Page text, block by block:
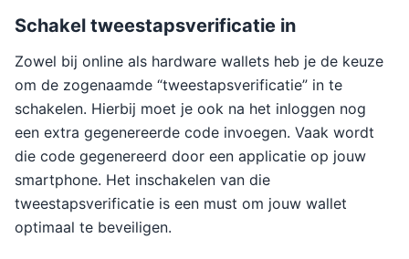
Schakel tweestapsverificatie in
Zowel bij online als hardware wallets heb je de keuze
om de zogenaamde “tweestapsverificatie” in te
schakelen. Hierbij moet je ook na het inloggen nog
een extra gegenereerde code invoegen. Vaak wordt
die code gegenereerd door een applicatie op jouw
smartphone. Het inschakelen van die
tweestapsverificatie is een must om jouw wallet
optimaal te beveiligen.